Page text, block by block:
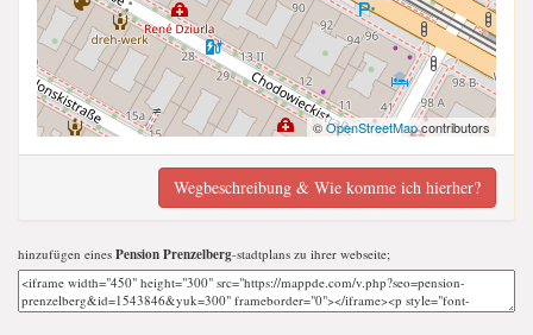
©OpenStreetMapcontributors
Wegbeschreibung & Wie komme ich hierher?
hinzufügen eines Pension Prenzelberg-stadtplans zu ihrer webseite;